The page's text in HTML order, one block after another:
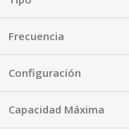
Frecuencia
Configuración
Capacidad Máxima